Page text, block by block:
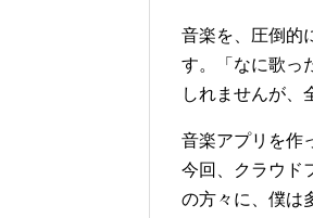
音楽を、圧倒的
す。「なに歌っ
しれませんが、
音楽アプリを作
今回、クラウド
の方々に、僕は